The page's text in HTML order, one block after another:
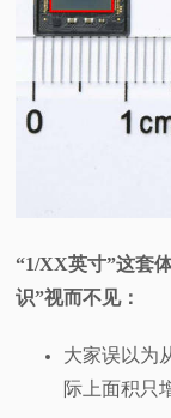
“1/XX英寸”这套
识”视而不见：
大家误以为
际上面积只